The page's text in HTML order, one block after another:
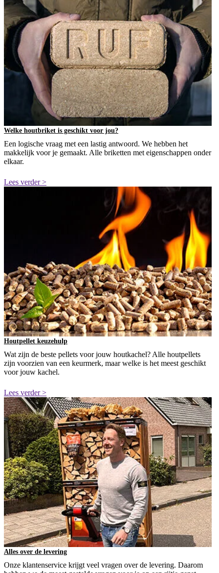
Welke houtbriket is geschikt voor jou?
Een logische vraag met een lastig antwoord. We hebben het
makkelijk voor je gemaakt. Alle briketten met eigenschappen onder
elkaar.
Lees verder >
Houtpellet keuzehulp
Wat zijn de beste pellets voor jouw houtkachel? Alle houtpellets
zijn voorzien van een keurmerk, maar welke is het meest geschikt
voor jouw kachel.
Lees verder >
Alles over de levering
Onze klantenservice krijgt veel vragen over de levering. Daarom